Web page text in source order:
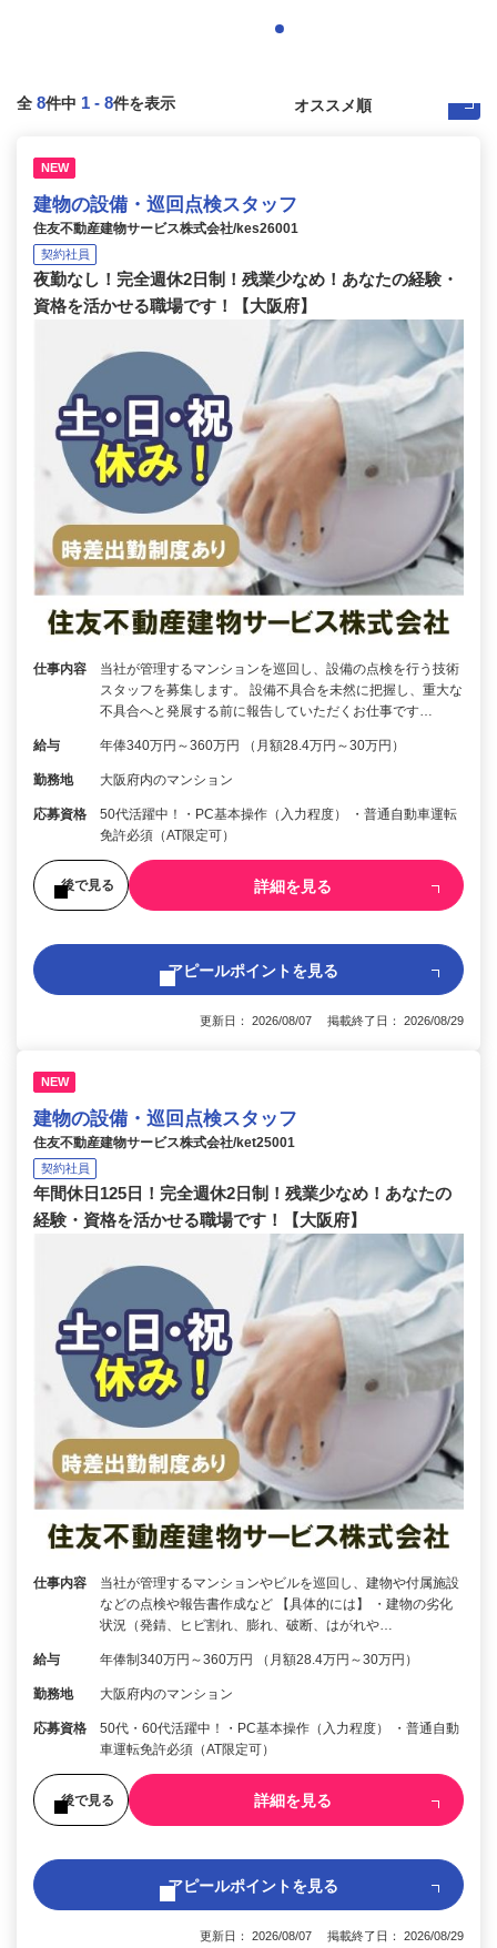
全 8件中 1 - 8件を表示
NEW
建物の設備・巡回点検スタッフ
住友不動産建物サービス株式会社/kes26001
契約社員
夜勤なし！完全週休2日制！残業少なめ！あなたの経験・
資格を活かせる職場です！【大阪府】
仕事内容
当社が管理するマンションを巡回し、設備の点検を行う技術
スタッフを募集します。 設備不具合を未然に把握し、重大な
不具合へと発展する前に報告していただくお仕事です…
給与 年俸340万円～360万円 （月額28.4万円～30万円）
勤務地 大阪府内のマンション
応募資格
50代活躍中！・PC基本操作（入力程度） ・普通自動車運転
免許必須（AT限定可）
後で見る 詳細を見る
アピールポイントを見る
更新日： 2026/08/07 掲載終了日： 2026/08/29
NEW
建物の設備・巡回点検スタッフ
住友不動産建物サービス株式会社/ket25001
契約社員
年間休日125日！完全週休2日制！残業少なめ！あなたの
経験・資格を活かせる職場です！【大阪府】
仕事内容
当社が管理するマンションやビルを巡回し、建物や付属施設
などの点検や報告書作成など 【具体的には】 ・建物の劣化
状況（発錆、ヒビ割れ、膨れ、破断、はがれや…
給与 年俸制340万円～360万円 （月額28.4万円～30万円）
勤務地 大阪府内のマンション
応募資格
50代・60代活躍中！・PC基本操作（入力程度） ・普通自動
車運転免許必須（AT限定可）
後で見る 詳細を見る
アピールポイントを見る
更新日： 2026/08/07 掲載終了日： 2026/08/29